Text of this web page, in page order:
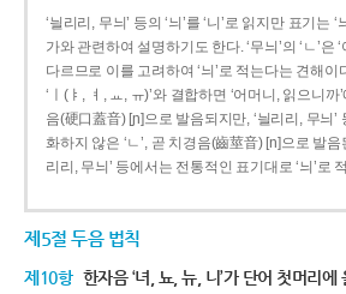
‘늴리리, 무늬’ 등의 ‘늬’를 ‘니’로 읽지만 표기는 ‘
가와 관련하여 설명하기도 한다. ‘무늬’의 ‘ㄴ’은
다르므로 이를 고려하여 ‘늬’로 적는다는 견해이
‘ㅣ(ㅑ, ㅕ, ㅛ, ㅠ)’와 결합하면 ‘어머니, 읽으니까
음(硬口蓋音) [ɲ]으로 발음되지만, ‘늴리리, 무늬’
화하지 않은 ‘ㄴ’, 곧 치경음(齒莖音) [n]으로 발음
리리, 무늬’ 등에서는 전통적인 표기대로 ‘늬’로
제5절 두음 법칙
제10항 한자음 ‘녀, 뇨, 뉴, 니’가 단어 첫머리에